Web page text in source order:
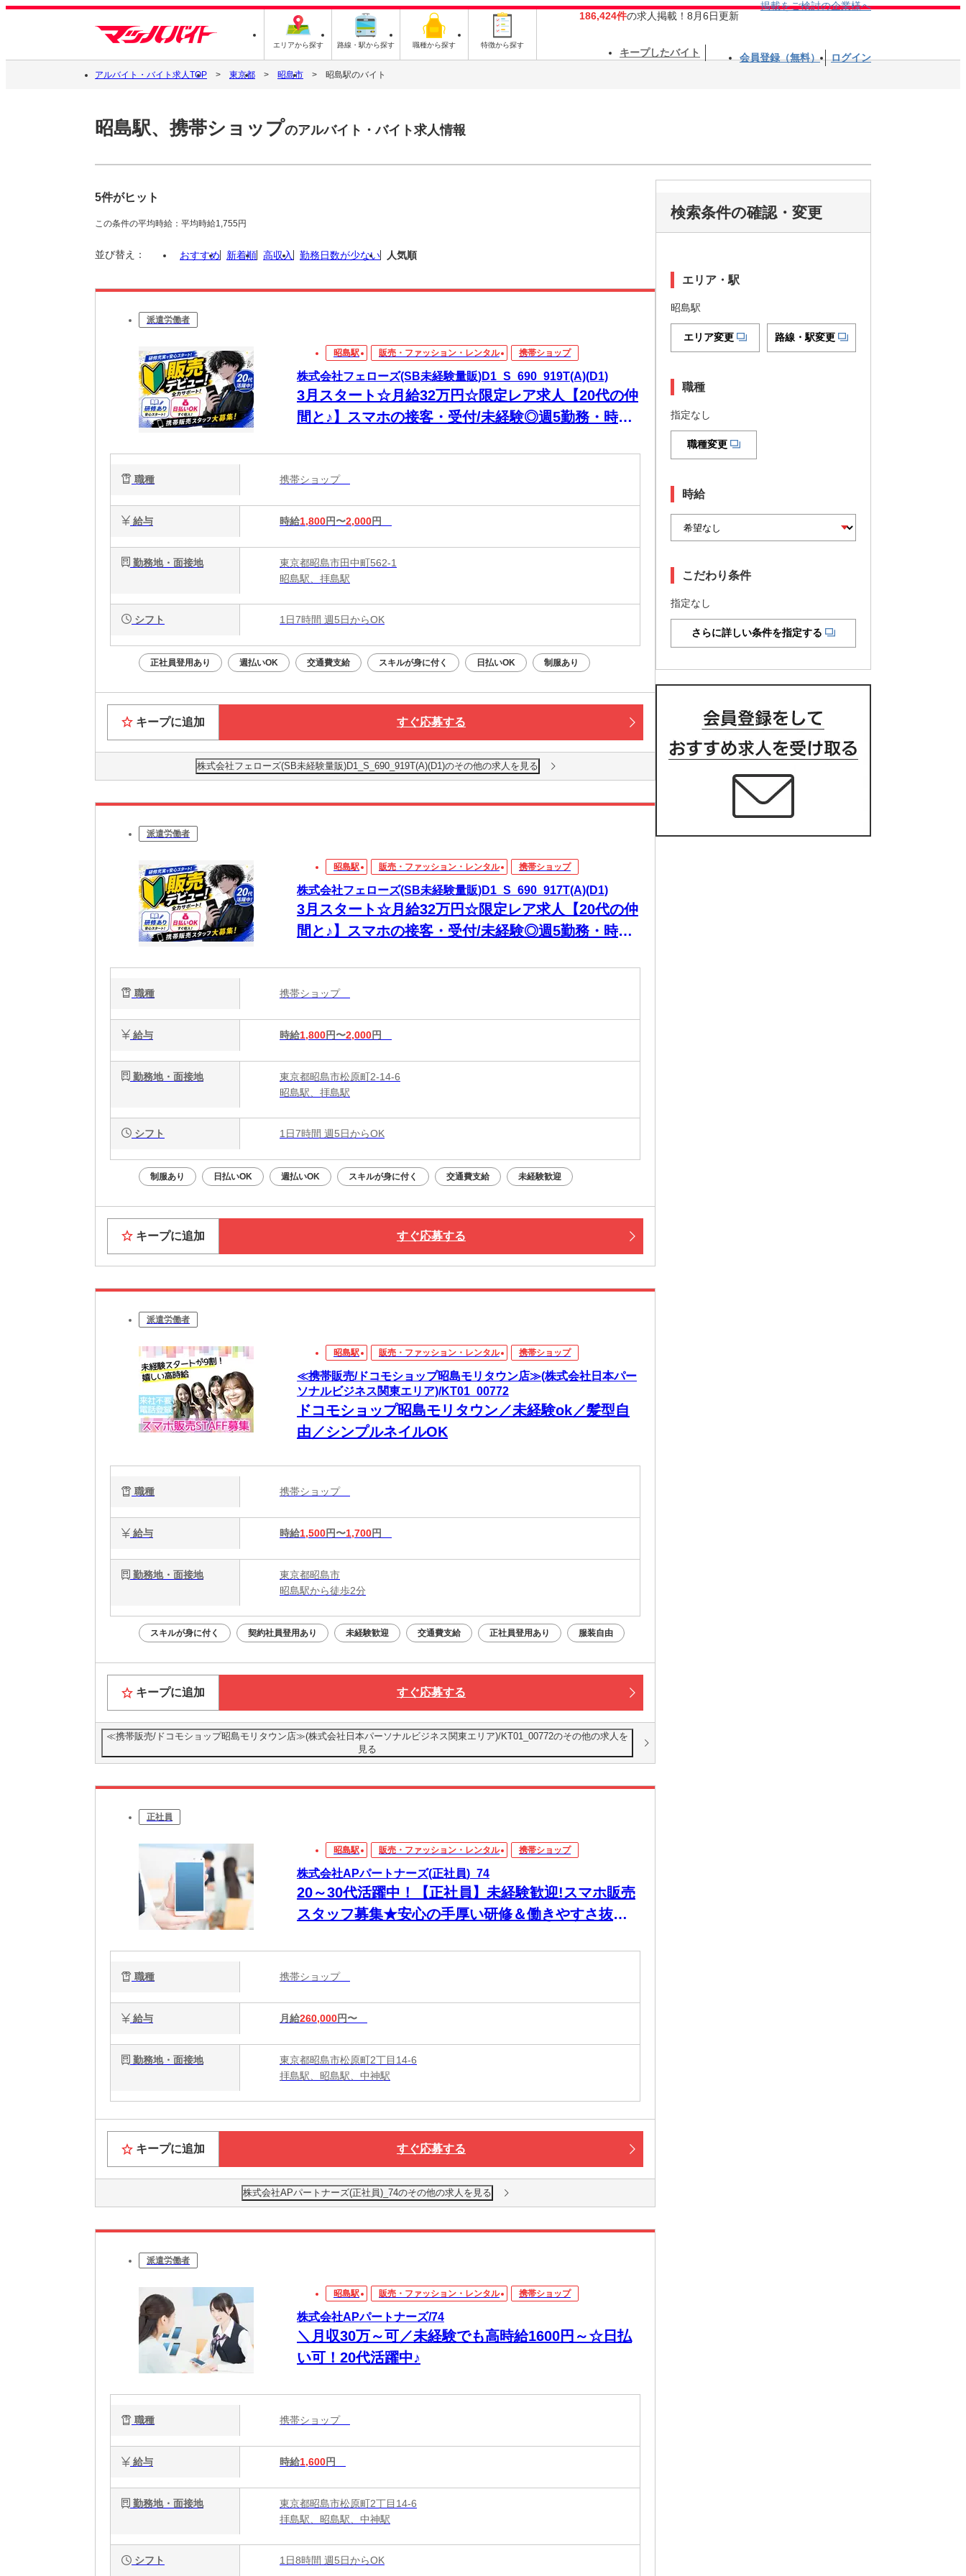
エリアから探す 路線・駅から探す 職種から探す 特徴から探す
186,424件の求人掲載！8月6日更新
掲載をご検討の企業様へ
キープしたバイト 会員登録（無料） ログイン
アルバイト・バイト求人TOP 東京都 昭島市 昭島駅のバイト
昭島駅、携帯ショップのアルバイト・バイト求人情報
5件がヒット
この条件の平均時給：平均時給1,755円
並び替え： おすすめ 新着順 高収入 勤務日数が少ない 人気順
派遣労働者
昭島駅 販売・ファッション・レンタル 携帯ショップ
株式会社フェローズ(SB未経験量販)D1_S_690_919T(A)(D1)
3月スタート☆月給32万円☆限定レア求人【20代の仲
間と♪】スマホの接客・受付/未経験◎週5勤務・時給
職種 携帯ショップ
給与 時給1,800円〜2,000円
勤務地・面接地
東京都昭島市田中町562-1
昭島駅、拝島駅
シフト 1日7時間 週5日からOK
正社員登用あり 週払いOK 交通費支給 スキルが身に付く 日払いOK 制服あり
キープに追加 すぐ応募する
株式会社フェローズ(SB未経験量販)D1_S_690_919T(A)(D1)のその他の求人を見る
派遣労働者
昭島駅 販売・ファッション・レンタル 携帯ショップ
株式会社フェローズ(SB未経験量販)D1_S_690_917T(A)(D1)
3月スタート☆月給32万円☆限定レア求人【20代の仲
間と♪】スマホの接客・受付/未経験◎週5勤務・時給
職種 携帯ショップ
給与 時給1,800円〜2,000円
勤務地・面接地
東京都昭島市松原町2-14-6
昭島駅、拝島駅
シフト 1日7時間 週5日からOK
制服あり 日払いOK 週払いOK スキルが身に付く 交通費支給 未経験歓迎
キープに追加 すぐ応募する
派遣労働者
昭島駅 販売・ファッション・レンタル 携帯ショップ
≪携帯販売/ドコモショップ昭島モリタウン店≫(株式会社日本パー
ソナルビジネス関東エリア)/KT01_00772
ドコモショップ昭島モリタウン／未経験ok／髪型自
由／シンプルネイルOK
職種 携帯ショップ
給与 時給1,500円〜1,700円
勤務地・面接地
東京都昭島市
昭島駅から徒歩2分
スキルが身に付く 契約社員登用あり 未経験歓迎 交通費支給 正社員登用あり 服装自由
キープに追加 すぐ応募する
≪携帯販売/ドコモショップ昭島モリタウン店≫(株式会社日本パーソナルビジネス関東エリア)/KT01_00772のその他の求人を
見る
正社員
昭島駅 販売・ファッション・レンタル 携帯ショップ
株式会社APパートナーズ(正社員)_74
20～30代活躍中！【正社員】未経験歓迎!スマホ販売
スタッフ募集★安心の手厚い研修＆働きやすさ抜群
職種 携帯ショップ
給与 月給260,000円〜
勤務地・面接地
東京都昭島市松原町2丁目14-6
拝島駅、昭島駅、中神駅
キープに追加 すぐ応募する
株式会社APパートナーズ(正社員)_74のその他の求人を見る
派遣労働者
昭島駅 販売・ファッション・レンタル 携帯ショップ
株式会社APパートナーズ/74
＼月収30万～可／未経験でも高時給1600円～☆日払
い可！20代活躍中♪
職種 携帯ショップ
給与 時給1,600円
勤務地・面接地
東京都昭島市松原町2丁目14-6
拝島駅、昭島駅、中神駅
シフト 1日8時間 週5日からOK
検索条件の確認・変更
エリア・駅
昭島駅
エリア変更 路線・駅変更
職種
指定なし
職種変更
時給
こだわり条件
指定なし
さらに詳しい条件を指定する